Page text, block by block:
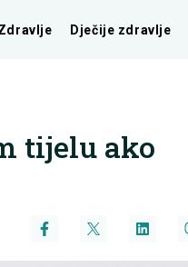
Dječije zdravlje
tijelu ako